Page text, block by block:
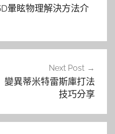
暈眩物理解決方法介
Next Post
變異蒂米特雷斯庫打法
技巧分享